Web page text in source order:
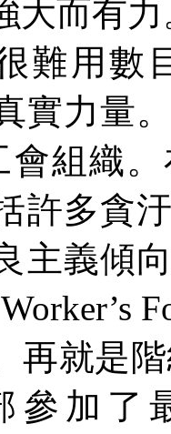
大而有力
難用數
實力量
會組織
許多貪
主義傾
再就是
參加了